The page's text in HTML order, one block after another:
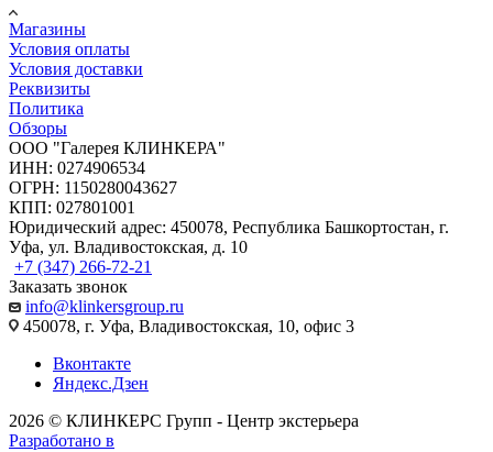
Магазины
Условия оплаты
Условия доставки
Реквизиты
Политика
Обзоры
ООО "Галерея КЛИНКЕРА"
ИНН: 0274906534
ОГРН: 1150280043627
КПП: 027801001
Юридический адрес: 450078, Республика Башкортостан, г.
Уфа, ул. Владивостокская, д. 10
+7 (347) 266-72-21
Заказать звонок
info@klinkersgroup.ru
450078, г. Уфа, Владивостокская, 10, офис 3
Вконтакте
Яндекс.Дзен
2026 © КЛИНКЕРС Групп - Центр экстерьера
Разработано в